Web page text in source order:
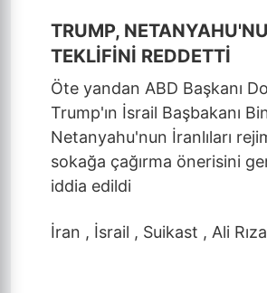
TRUMP,
TEKLİFİNİ REDDETTİ
Öte yandan ABD Başkanı
Trump'ın İsrail Başbakanı
Netanyahu'nun İranlıları
sokağa çağırma önerisini
iddia edildi
İran , İsrail , Suikast , Ali